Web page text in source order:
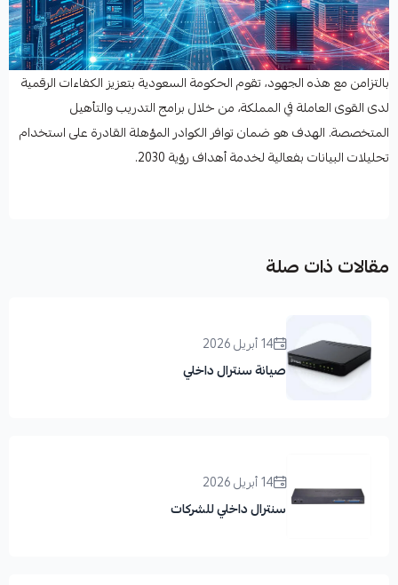
بالتزامن مع هذه الجهود، تقوم الحكومة السعودية بتعزيز الكفاءات الرقمية
لدى القوى العاملة في المملكة، من خلال برامج التدريب والتأهيل
المتخصصة. الهدف هو ضمان توافر الكوادر المؤهلة القادرة على استخدام
تحليلات البيانات بفعالية لخدمة أهداف رؤية 2030.
مقالات ذات صلة
14 أبريل 2026
صيانة سنترال داخلي
14 أبريل 2026
سنترال داخلي للشركات